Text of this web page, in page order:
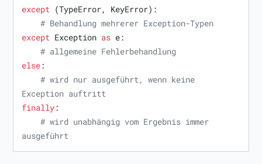
except (TypeError, KeyError):
# Behandlung mehrerer Exception-Typen
except Exception as e:
# allgemeine Fehlerbehandlung
else:
# wird nur ausgeführt, wenn keine
Exception auftritt
finally:
# wird unabhängig vom Ergebnis immer
ausgeführt